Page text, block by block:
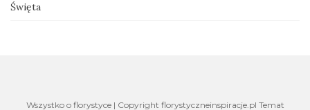
Święta
Wszystko o florystyce | Copyright florystyczneinspiracje.pl Temat